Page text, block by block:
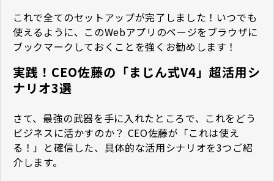
これで全てのセットアップが完了しました！いつでも
使えるように、このWebアプリのページをブラウザに
ブックマークしておくことを強くお勧めします！
実践！CEO佐藤の「まじん式V4」超活用シ
ナリオ3選
さて、最強の武器を手に入れたところで、これをどう
ビジネスに活かすのか？ CEO佐藤が「これは使え
る！」と確信した、具体的な活用シナリオを3つご紹
介します。